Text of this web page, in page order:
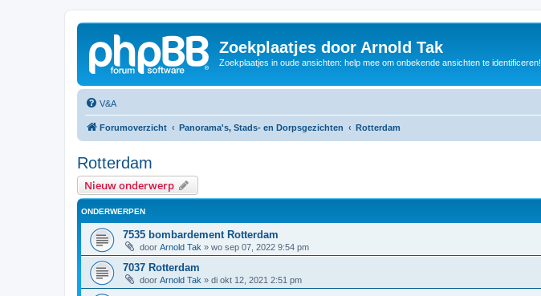
Zoekplaatjes door Arnold Tak
Zoekplaatjes in oude ansichten: help mee om onbekende ansichten te identificeren!
V&A
Forumoverzicht Panorama's, Stads- en Dorpsgezichten Rotterdam
Rotterdam
Nieuw onderwerp
ONDERWERPEN
7535 bombardement Rotterdam
door Arnold Tak » wo sep 07, 2022 9:54 pm
7037 Rotterdam
door Arnold Tak » di okt 12, 2021 2:51 pm